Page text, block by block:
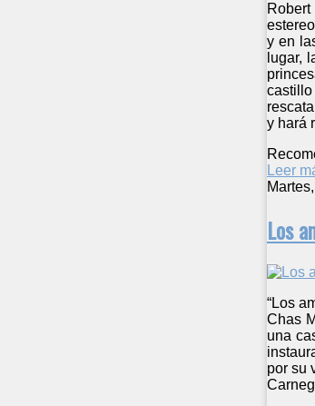
y en
lugar,
y hará
Leer
Los
“Los
Chas
una
por su